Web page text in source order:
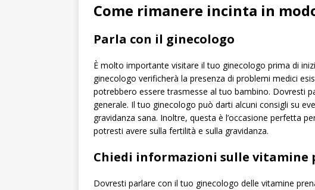
Come rimanere incinta in
Parla con il ginecologo
È molto importante visitare il tuo ginecologo prima di
ginecologo verificherà la presenza di problemi medici
potrebbero essere trasmesse al tuo bambino. Dovresti
generale. Il tuo ginecologo può darti alcuni consigli su
gravidanza sana. Inoltre, questa è l’occasione perfetta
potresti avere sulla fertilità e sulla gravidanza.
Chiedi informazioni sulle vitamine
Dovresti parlare con il tuo ginecologo delle vitamine